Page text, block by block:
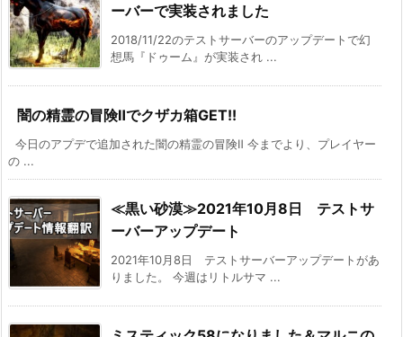
ーバーで実装されました
2018/11/22のテストサーバーのアップデートで幻
想馬『ドゥーム』が実装され ...
闇の精霊の冒険Ⅱでクザカ箱GET!!
今日のアプデで追加された闇の精霊の冒険Ⅱ 今までより、プレイヤー
の ...
≪黒い砂漠≫2021年10月8日 テストサ
ーバーアップデート
2021年10月8日 テストサーバーアップデートがあ
りました。 今週はリトルサマ ...